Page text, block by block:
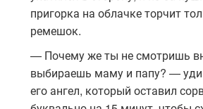
пригорка на облачке торчит
ремешок.
— Почему же ты не смотришь
выбираешь маму и папу? —
его ангел, который оставил